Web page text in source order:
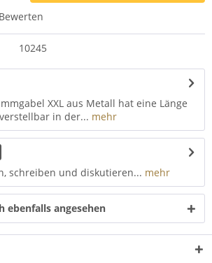
Bewerten
10245
XXL aus Metall hat eine Länge
in der... mehr
schreiben und diskutieren... mehr
ebenfalls angesehen